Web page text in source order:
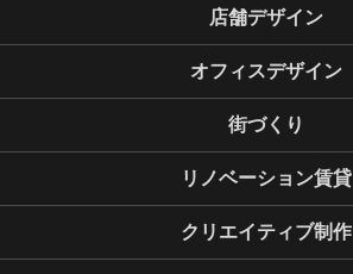
店舗デザイン
オフィスデザイン
街づくり
リノベーション賃貸
クリエイティブ制作